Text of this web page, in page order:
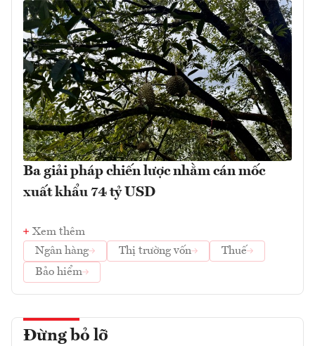
Ba giải pháp chiến lược nhằm cán mốc
xuất khẩu 74 tỷ USD
Xem thêm
Ngân hàng
Thị trường vốn
Thuế
Bảo hiểm
Đừng bỏ lỡ